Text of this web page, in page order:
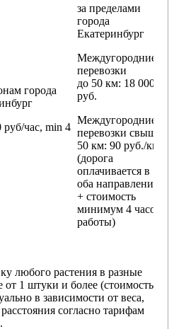
города
руб/час, min 4
за пределами
города
Екатеринбург
Междугородние
перевозки
до 50 км: 18 000
руб.
Междугородние
перевозки свыше
50 км: 90 руб./км
(дорога
оплачивается в
оба направления
+ стоимость
минимум 4 часов
работы)
любого растения в разные
1 штуки и более (стоимость
в зависимости от веса,
согласно тарифам